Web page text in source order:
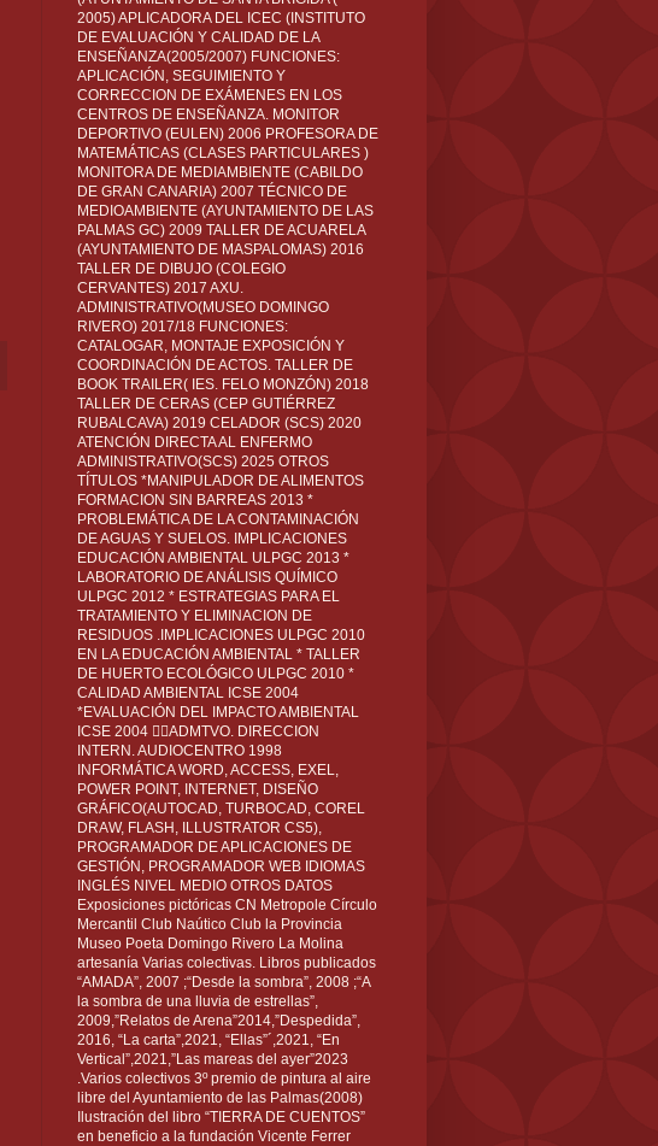
2005) APLICADORA DEL ICEC (INSTITUTO
DE EVALUACIÓN Y CALIDAD DE LA
ENSEÑANZA(2005/2007) FUNCIONES:
APLICACIÓN, SEGUIMIENTO Y
CORRECCION DE EXÁMENES EN LOS
CENTROS DE ENSEÑANZA. MONITOR
DEPORTIVO (EULEN) 2006 PROFESORA DE
MATEMÁTICAS (CLASES PARTICULARES )
MONITORA DE MEDIAMBIENTE (CABILDO
DE GRAN CANARIA) 2007 TÉCNICO DE
MEDIOAMBIENTE (AYUNTAMIENTO DE LAS
PALMAS GC) 2009 TALLER DE ACUARELA
(AYUNTAMIENTO DE MASPALOMAS) 2016
TALLER DE DIBUJO (COLEGIO
CERVANTES) 2017 AXU.
ADMINISTRATIVO(MUSEO DOMINGO
RIVERO) 2017/18 FUNCIONES:
CATALOGAR, MONTAJE EXPOSICIÓN Y
COORDINACIÓN DE ACTOS. TALLER DE
BOOK TRAILER( IES. FELO MONZÓN) 2018
TALLER DE CERAS (CEP GUTIÉRREZ
RUBALCAVA) 2019 CELADOR (SCS) 2020
ATENCIÓN DIRECTA AL ENFERMO
ADMINISTRATIVO(SCS) 2025 OTROS
TÍTULOS *MANIPULADOR DE ALIMENTOS
FORMACION SIN BARREAS 2013 *
PROBLEMÁTICA DE LA CONTAMINACIÓN
DE AGUAS Y SUELOS. IMPLICACIONES
EDUCACIÓN AMBIENTAL ULPGC 2013 *
LABORATORIO DE ANÁLISIS QUÍMICO
ULPGC 2012 * ESTRATEGIAS PARA EL
TRATAMIENTO Y ELIMINACION DE
RESIDUOS .IMPLICACIONES ULPGC 2010
EN LA EDUCACIÓN AMBIENTAL * TALLER
DE HUERTO ECOLÓGICO ULPGC 2010 *
CALIDAD AMBIENTAL ICSE 2004
*EVALUACIÓN DEL IMPACTO AMBIENTAL
ICSE 2004 ADMTVO. DIRECCION
INTERN. AUDIOCENTRO 1998
INFORMÁTICA WORD, ACCESS, EXEL,
POWER POINT, INTERNET, DISEÑO
GRÁFICO(AUTOCAD, TURBOCAD, COREL
DRAW, FLASH, ILLUSTRATOR CS5),
PROGRAMADOR DE APLICACIONES DE
GESTIÓN, PROGRAMADOR WEB IDIOMAS
INGLÉS NIVEL MEDIO OTROS DATOS
Exposiciones pictóricas CN Metropole Círculo
Mercantil Club Naútico Club la Provincia
Museo Poeta Domingo Rivero La Molina
artesanía Varias colectivas. Libros publicados
“AMADA”, 2007 ;“Desde la sombra”, 2008 ;“A
la sombra de una lluvia de estrellas”,
2009,”Relatos de Arena”2014,”Despedida”,
2016, “La carta”,2021, “Ellas”´,2021, “En
Vertical”,2021,”Las mareas del ayer”2023
.Varios colectivos 3º premio de pintura al aire
libre del Ayuntamiento de las Palmas(2008)
Ilustración del libro “TIERRA DE CUENTOS”
en beneficio a la fundación Vicente Ferrer